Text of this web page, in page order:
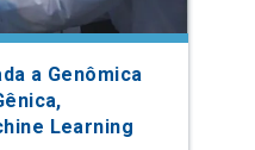
a Genômica
Learning